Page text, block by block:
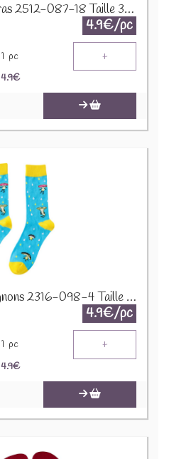
Chaussettes - Capybaras 2512-087-18 Taille 36-43
4.9€/pc
1 pc +
4.9€
Chaussettes - Champignons 2316-098-4 Taille 38-45
4.9€/pc
1 pc +
4.9€